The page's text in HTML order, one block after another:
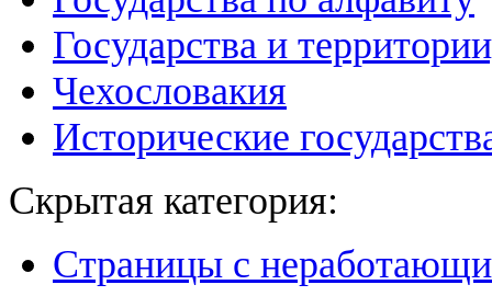
Государства и
Чехословакия
Исторические
Скрытая категория:
Страницы с